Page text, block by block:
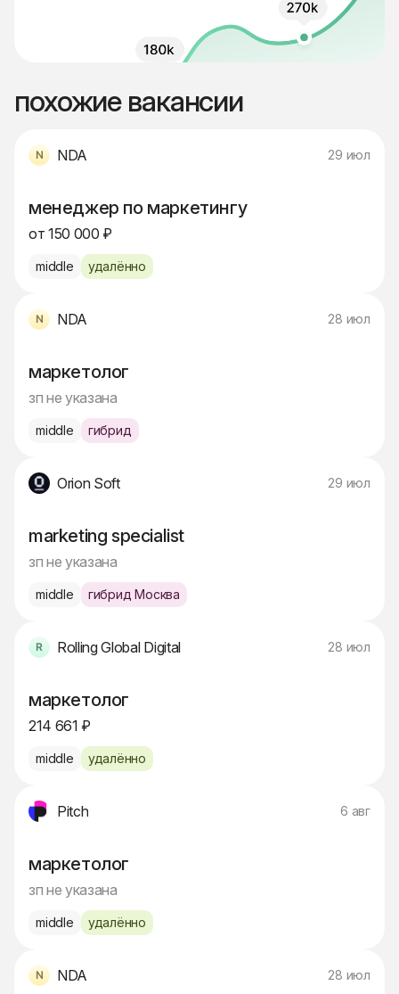
похожие вакансии
NDA 29 июл
менеджер по маркетингу
от 150 000 ₽
middle удалённо
NDA 28 июл
маркетолог
зп не указана
middle гибрид
Orion Soft 29 июл
marketing specialist
зп не указана
middle гибрид Москва
Rolling Global Digital 28 июл
маркетолог
214 661 ₽
middle удалённо
Pitch 6 авг
маркетолог
зп не указана
middle удалённо
NDA 28 июл